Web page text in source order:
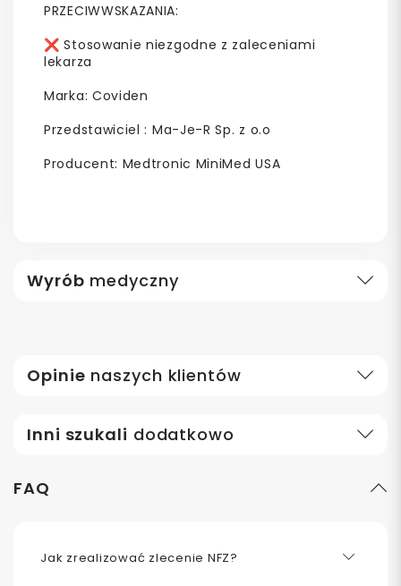
PRZECIWWSKAZANIA:
❌ Stosowanie niezgodne z zaleceniami
lekarza
Marka: Coviden
Przedstawiciel : Ma-Je-R Sp. z o.o
Producent: Medtronic MiniMed USA
Wyrób medyczny
Opinie naszych klientów
Inni szukali dodatkowo
FAQ
Jak zrealizować zlecenie NFZ?